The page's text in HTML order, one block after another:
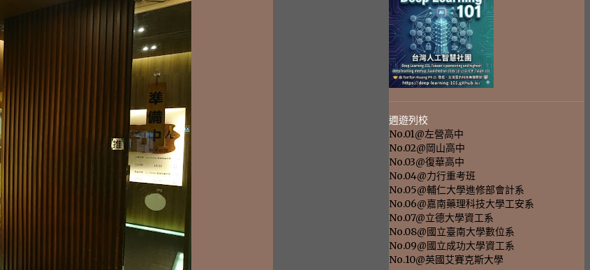
週遊列校
No.01@左營高中
No.02@岡山高中
No.03@復華高中
No.04@力行重考班
No.05@輔仁大學進修部會計系
No.06@嘉南藥理科技大學工安系
No.07@立德大學資工系
No.08@國立臺南大學數位系
No.09@國立成功大學資工系
No.10@英國艾賽克斯大學